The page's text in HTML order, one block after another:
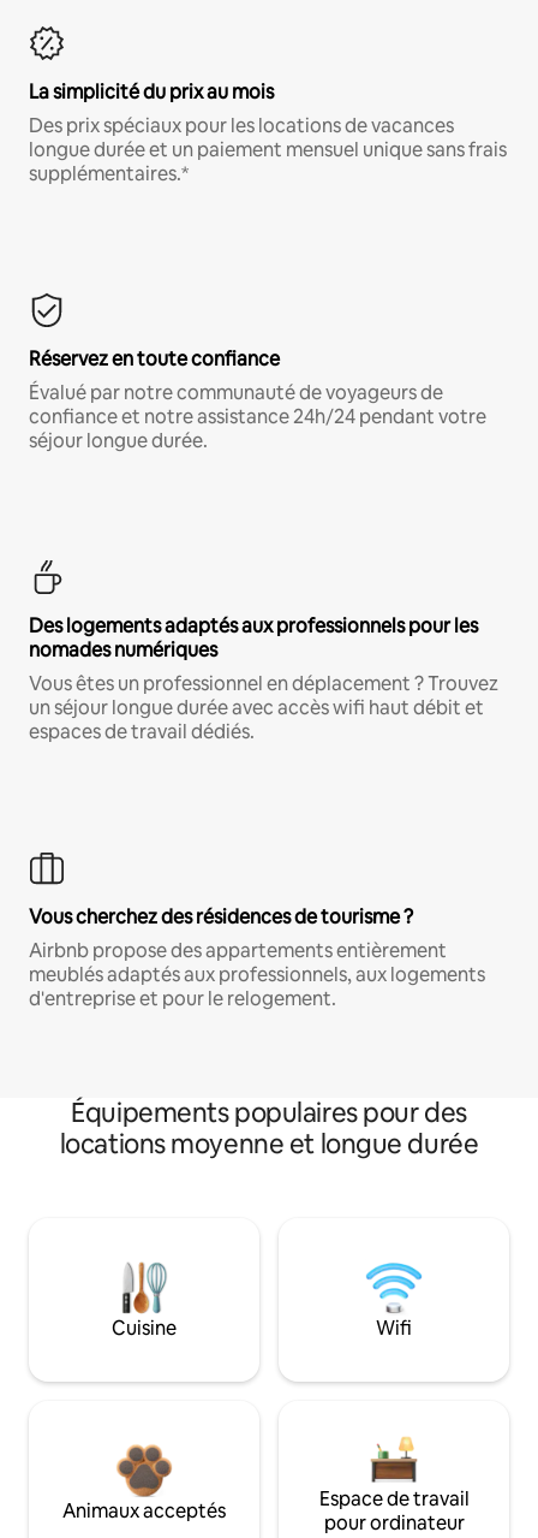
La simplicité du prix au mois
Des prix spéciaux pour les locations de vacances
longue durée et un paiement mensuel unique sans frais
supplémentaires.*
Réservez en toute confiance
Évalué par notre communauté de voyageurs de
confiance et notre assistance 24h/24 pendant votre
séjour longue durée.
Des logements adaptés aux professionnels pour les
nomades numériques
Vous êtes un professionnel en déplacement ? Trouvez
un séjour longue durée avec accès wifi haut débit et
espaces de travail dédiés.
Vous cherchez des résidences de tourisme ?
Airbnb propose des appartements entièrement
meublés adaptés aux professionnels, aux logements
d'entreprise et pour le relogement.
Équipements populaires pour des
locations moyenne et longue durée
Cuisine Wifi
Animaux acceptés
Espace de travail
pour ordinateur